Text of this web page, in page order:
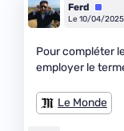
Ferd
Équipe
Le 10/04/2025
Pour compléter
employer le
Le Monde